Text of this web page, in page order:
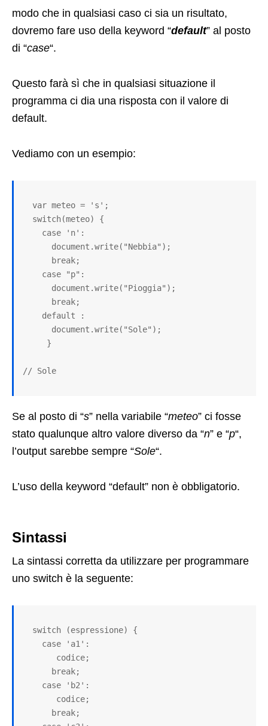
modo che in qualsiasi caso ci sia un risultato,
dovremo fare uso della keyword “default” al posto
di “case“.
Questo farà sì che in qualsiasi situazione il
programma ci dia una risposta con il valore di
default.
Vediamo con un esempio:
// Sole
Se al posto di “s” nella variabile “meteo” ci fosse
stato qualunque altro valore diverso da “n” e “p“,
l’output sarebbe sempre “Sole“.
L’uso della keyword “default” non è obbligatorio.
Sintassi
La sintassi corretta da utilizzare per programmare
uno switch è la seguente: